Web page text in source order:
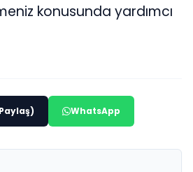
konusunda yardımcı
WhatsApp